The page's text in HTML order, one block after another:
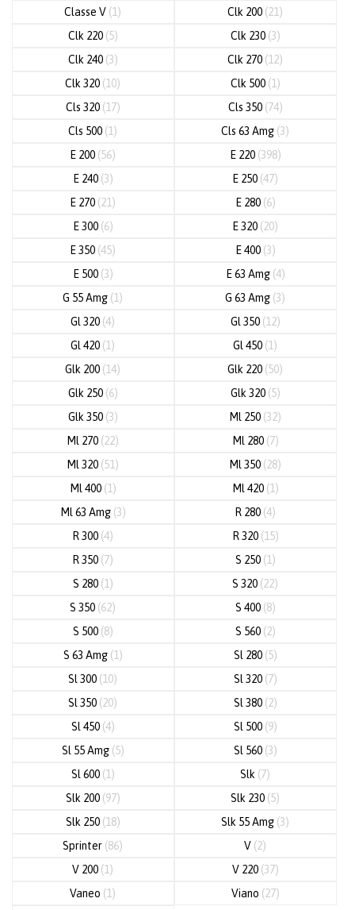
Classe V (1) Clk 200 (21)
Clk 220 (5) Clk 230 (3)
Clk 240 (3) Clk 270 (12)
Clk 320 (10) Clk 500 (1)
Cls 320 (17) Cls 350 (74)
Cls 500 (1) Cls 63 Amg (3)
E 200 (56) E 220 (398)
E 240 (3) E 250 (47)
E 270 (21) E 280 (6)
E 300 (6) E 320 (20)
E 350 (45) E 400 (3)
E 500 (3) E 63 Amg (4)
G 55 Amg (1) G 63 Amg (3)
Gl 320 (4) Gl 350 (12)
Gl 420 (1) Gl 450 (1)
Glk 200 (14) Glk 220 (50)
Glk 250 (6) Glk 320 (5)
Glk 350 (3) Ml 250 (32)
Ml 270 (22) Ml 280 (7)
Ml 320 (51) Ml 350 (28)
Ml 400 (1) Ml 420 (1)
Ml 63 Amg (3) R 280 (4)
R 300 (4) R 320 (15)
R 350 (7) S 250 (1)
S 280 (1) S 320 (22)
S 350 (62) S 400 (8)
S 500 (8) S 560 (2)
S 63 Amg (1) Sl 280 (5)
Sl 300 (10) Sl 320 (7)
Sl 350 (20) Sl 380 (2)
Sl 450 (4) Sl 500 (9)
Sl 55 Amg (5) Sl 560 (3)
Sl 600 (1) Slk (7)
Slk 200 (97) Slk 230 (5)
Slk 250 (18) Slk 55 Amg (3)
Sprinter (86) V (2)
V 200 (1) V 220 (37)
Vaneo (1) Viano (27)